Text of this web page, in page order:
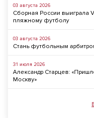
03 августа 2026
Сборная России выиграла
пляжному футболу
03 августа 2026
Стань футбольным
31 июля 2026
Александр Старцев:
Москву»